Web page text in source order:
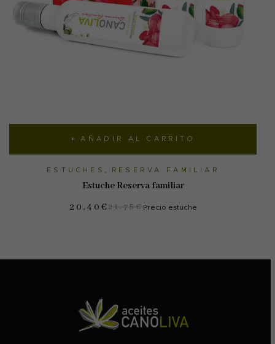
AÑADIR AL CARRITO
ESTUCHES RESERVA FAMILIAR
Estuche Reserva familiar
21,75€
20,40 € Precio estuche